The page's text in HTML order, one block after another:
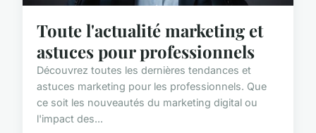
Toute l'actualité marketing et
astuces pour professionnels
Découvrez toutes les dernières tendances et
astuces marketing pour les professionnels. Que
ce soit les nouveautés du marketing digital ou
l'impact des...